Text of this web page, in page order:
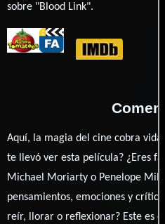
sobre "Blood Link".
Aquí, la magia del cine cobra vida
te llevó ver esta película? ¿Eres
Michael Moriarty o Penelope
pensamientos, emociones y
reír, llorar o reflexionar? Este es